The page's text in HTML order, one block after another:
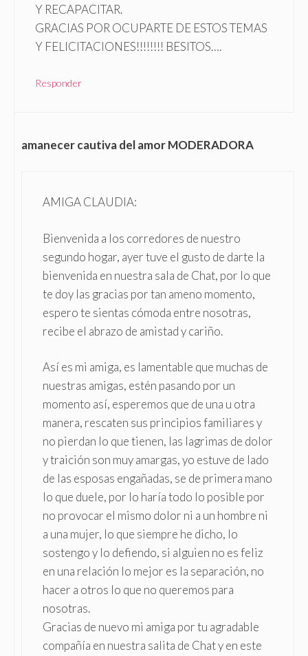
Y RECAPACITAR.
GRACIAS POR OCUPARTE DE ESTOS TEMAS
Y FELICITACIONES!!!!!!!! BESITOS….
Responder
amanecer cautiva del amor MODERADORA
AMIGA CLAUDIA:
Bienvenida a los corredores de nuestro
segundo hogar, ayer tuve el gusto de darte la
bienvenida en nuestra sala de Chat, por lo que
te doy las gracias por tan ameno momento,
espero te sientas cómoda entre nosotras,
recibe el abrazo de amistad y cariño.
Así es mi amiga, es lamentable que muchas de
nuestras amigas, estén pasando por un
momento así, esperemos que de una u otra
manera, rescaten sus principios familiares y
no pierdan lo que tienen, las lagrimas de dolor
y traición son muy amargas, yo estuve de lado
de las esposas engañadas, se de primera mano
lo que duele, por lo haría todo lo posible por
no provocar el mismo dolor ni a un hombre ni
a una mujer, lo que siempre he dicho, lo
sostengo y lo defiendo, si alguien no es feliz
en una relación lo mejor es la separación, no
hacer a otros lo que no queremos para
nosotras.
Gracias de nuevo mi amiga por tu agradable
compañía en nuestra salita de Chat y en este